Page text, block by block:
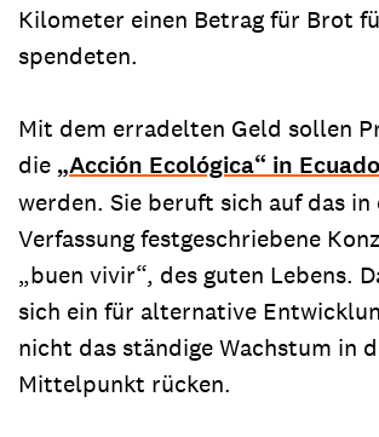
Kilometer einen Betrag für Brot
spendeten.
Mit dem erradelten Geld sollen
die „Acción Ecológica“ in
werden. Sie beruft sich auf das
Verfassung festgeschriebene
„buen vivir“, des guten Lebens.
sich ein für alternative
nicht das ständige Wachstum in
Mittelpunkt rücken.